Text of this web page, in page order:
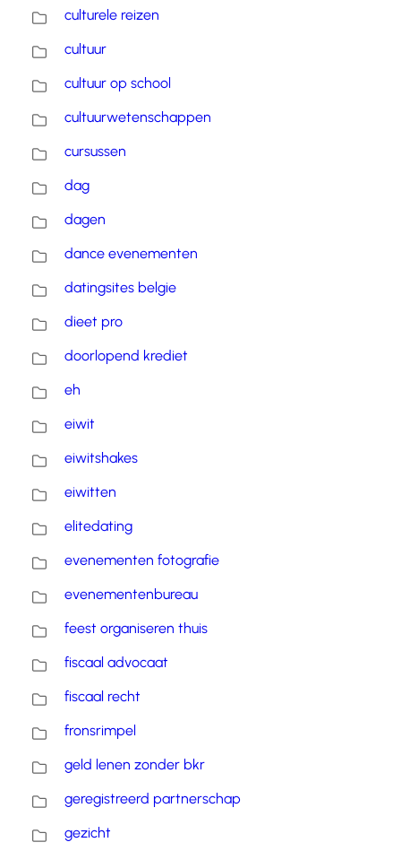
culturele reizen
cultuur
cultuur op school
cultuurwetenschappen
cursussen
dag
dagen
dance evenementen
datingsites belgie
dieet pro
doorlopend krediet
eh
eiwit
eiwitshakes
eiwitten
elitedating
evenementen fotografie
evenementenbureau
feest organiseren thuis
fiscaal advocaat
fiscaal recht
fronsrimpel
geld lenen zonder bkr
geregistreerd partnerschap
gezicht